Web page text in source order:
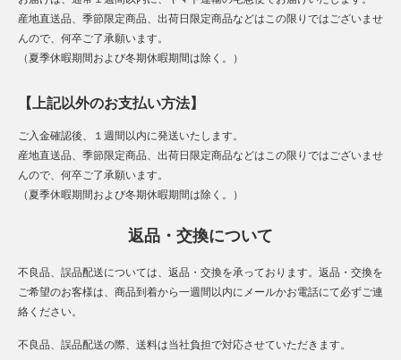
産地直送品、季節限定商品、出荷日限定商品などはこの限りではございませ
んので、何卒ご了承願います。
（夏季休暇期間および冬期休暇期間は除く。）
【上記以外のお支払い方法】
ご入金確認後、１週間以内に発送いたします。
産地直送品、季節限定商品、出荷日限定商品などはこの限りではございませ
んので、何卒ご了承願います。
（夏季休暇期間および冬期休暇期間は除く。）
返品・交換について
不良品、誤品配送については、返品・交換を承っております。返品・交換を
ご希望のお客様は、商品到着から一週間以内にメールかお電話にて必ずご連
絡ください。
不良品、誤品配送の際、送料は当社負担で対応させていただきます。